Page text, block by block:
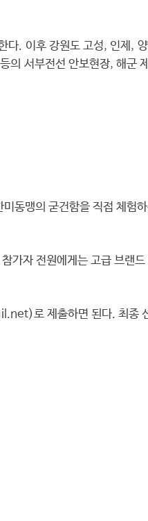
. 이후 강원도 고성, 인제,
서부전선 안보현장, 해군
맹의 굳건함을 직접 체험
가자 전원에게는 고급 브랜
로 제출하면 된다. 최종